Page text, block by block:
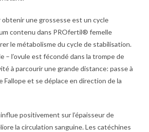
une grossesse est un cycle
contenu dans PROfertil® femelle
le métabolisme du cycle de stabilisation.
– l’ovule est fécondé dans la trompe de
à parcourir une grande distance: passe à
Fallope et se déplace en direction de la
positivement sur l’épaisseur de
la circulation sanguine. Les catéchines